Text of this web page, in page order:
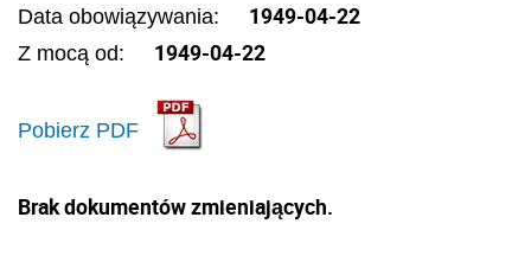
Data obowiązywania: 1949-04-22
Z mocą od: 1949-04-22
Pobierz PDF
Brak dokumentów zmieniających.